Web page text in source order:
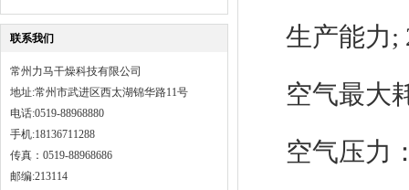
联系我们
常州力马干燥科技有限公司
地址:常州市武进区西太湖锦华路11号
电话:0519-88968880
手机:18136711288
传真：0519-88968686
邮编:213114
生产能力;
空气最大
空气压力